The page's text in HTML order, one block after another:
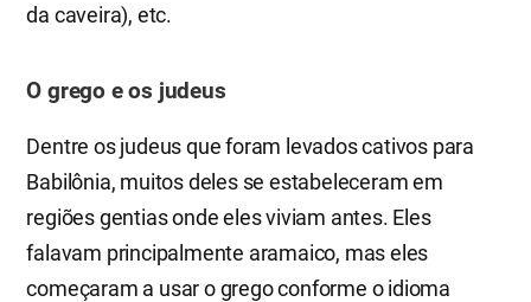
da caveira), etc.
O grego e os judeus
Dentre os judeus que foram levados cativos para
Babilônia, muitos deles se estabeleceram em
regiões gentias onde eles viviam antes. Eles
falavam principalmente aramaico, mas eles
começaram a usar o grego conforme o idioma